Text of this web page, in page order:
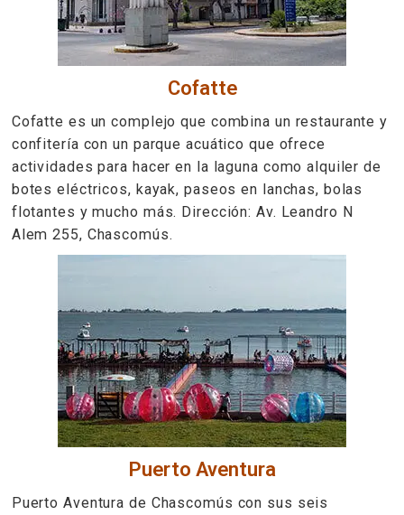
Cofatte
Cofatte es un complejo que combina un restaurante y
confitería con un parque acuático que ofrece
actividades para hacer en la laguna como alquiler de
botes eléctricos, kayak, paseos en lanchas, bolas
flotantes y mucho más. Dirección: Av. Leandro N
Alem 255, Chascomús.
Puerto Aventura
Puerto Aventura de Chascomús con sus seis